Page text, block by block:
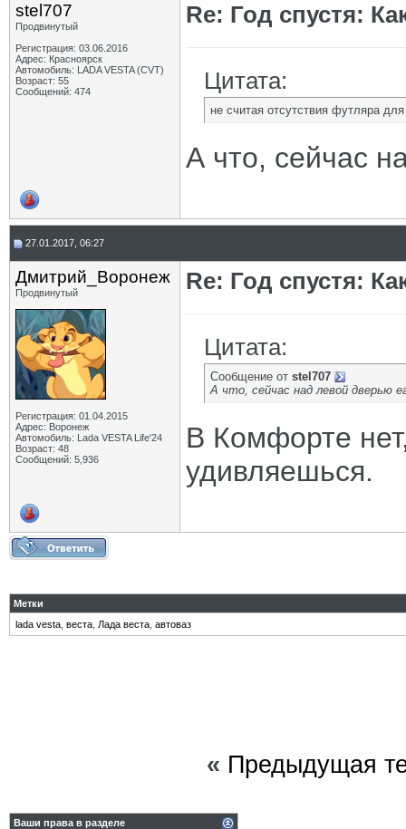
stel707
Продвинутый
Регистрация: 03.06.2016
Адрес: Красноярск
Автомобиль: LADA VESTA (CVT)
Возраст: 55
Сообщений: 474
Re: Год спустя:
Цитата:
не считая отсутствия футляра
А что, сейчас
27.01.2017, 06:27
Дмитрий_Воронеж
Продвинутый
Регистрация: 01.04.2015
Адрес: Воронеж
Автомобиль: Lada VESTA Life'24
Возраст: 48
Сообщений: 5,936
Re: Год спустя:
Цитата:
Сообщение от stel707
А что, сейчас над левой дверью
В Комфорте
удивляешься.
Метки
lada vesta веста Лада веста автоваз
« Предыдущая
Ваши права в разделе